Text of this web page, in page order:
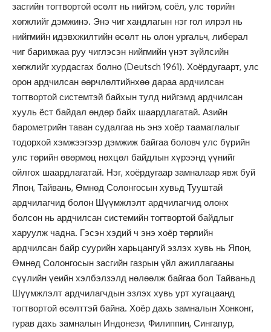
засгийн тогтвортой өсөлт нь нийгэм, соёл, улс төрийн
хөгжлийг дэмжинэ. Энэ чиг хандлагын нэг гол илрэл нь
нийгмийн идэвхжилтийн өсөлт нь олон ургальч, либерал
чиг баримжаа руу чиглэсэн нийгмийн үнэт зүйлсийн
хөгжлийг хурдасгах болно (Deutsch 1961). Хоёрдугаарт, улс
орон ардчилсан өөрчлөлтийнхөө дараа ардчилсан
тогтвортой системтэй байхын тулд нийгэмд ардчилсан
хууль ёст байдал өндөр байх шаардлагатай. Азийн
барометрийн таван судалгаа нь энэ хоёр таамаглалыг
тодорхой хэмжээгээр дэмжиж байгаа боловч улс бүрийн
улс төрийн өвөрмөц нөхцөл байдлын хүрээнд үүнийг
ойлгох шаардлагатай. Нэг, хоёрдугаар замналаар явж буй
Япон, Тайвань, Өмнөд Солонгосын хувьд Тууштай
ардчилагчид болон Шүүмжлэлт ардчилагчид олонх
болсон нь ардчилсан системийн тогтвортой байдлыг
харуулж чадна. Гэсэн хэдий ч энэ хоёр төрлийн
ардчилсан байр суурийн харьцангуй эзлэх хувь нь Япон,
Өмнөд Солонгосын засгийн газрын үйл ажиллагааны
сүүлийн үеийн хэлбэлзэлд нөлөөлж байгаа бол Тайваньд
Шүүмжлэлт ардчилагчдын эзлэх хувь урт хугацаанд
тогтвортой өсөлттэй байна. Хоёр дахь замналын Хонконг,
гурав дахь замналын Индонези, Филиппин, Сингапур,